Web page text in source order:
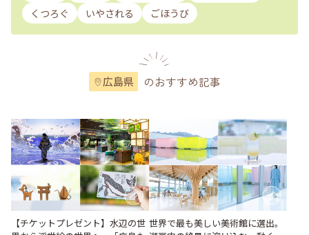
くつろぐ
いやされる ごほうび
広島県 のおすすめ記事
【チケットプレゼント】水辺の世 世界で最も美しい美術館に選出。